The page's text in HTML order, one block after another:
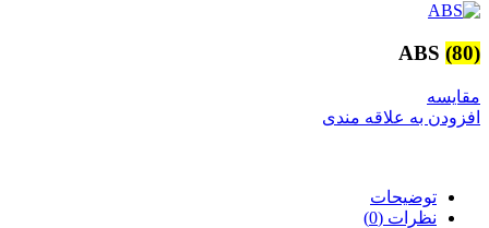
ABS (80)
مقایسه
افزودن به علاقه مندی
توضیحات
نظرات (0)